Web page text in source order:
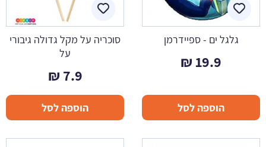
גלגל ים - ספיידרמן
19.9
₪
הוספה לסל
סוכריה על מקל גדולה גיבורי
על
7.9
₪
הוספה לסל